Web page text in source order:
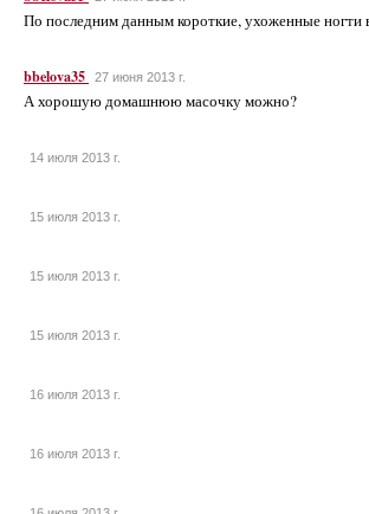
По последним данным короткие, ухоженные ногти
bbelova35 27 июня 2013 г.
А хорошую домашнюю масочку можно?
14 июля 2013 г.
15 июля 2013 г.
15 июля 2013 г.
15 июля 2013 г.
16 июля 2013 г.
16 июля 2013 г.